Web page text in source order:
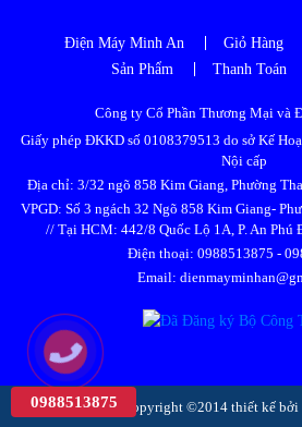
Điện Máy Minh An Giỏ Hàng
Sản Phẩm
Thanh Toán
Công ty Cổ Phần Thương Mại và
Giấy phép ĐKKD số 0108379513 do sở Kế
Nội cấp
Địa chỉ: 3/32 ngõ 858 Kim Giang, Phường
VPGD: Số 3 ngách 32 Ngõ 858 Kim Giang-
// Tại HCM: 442/8 Quốc Lộ 1A, P. An Phú
Điện thoại: 0988513875 -
Email:
Copyright ©2014 thiết kế bởi
0988513875